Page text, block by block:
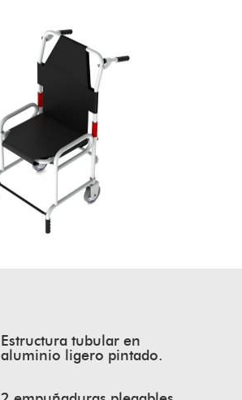
Estructura tubular en
aluminio ligero pintado.